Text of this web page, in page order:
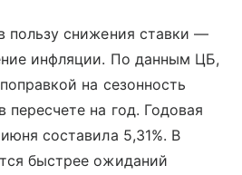
пользу снижения ставки —
инфляции. По данным ЦБ,
на сезонность
пересчете на год. Годовая
составила 5,31%. В
быстрее ожиданий